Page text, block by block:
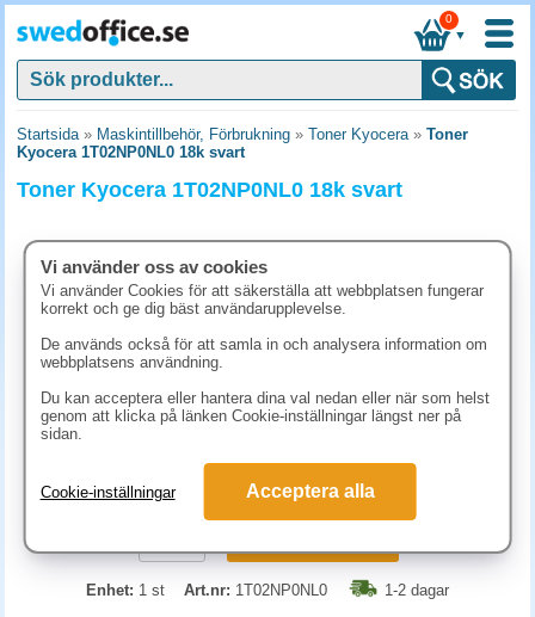
▼
0
Startsida» Maskintillbehör, Förbrukning » Toner Kyocera» Toner
Kyocera 1T02NP0NL0 18k svart
Toner Kyocera 1T02NP0NL0 18k svart
1223.80 kr (inkl. moms)
Enhet: 1 st Art.nr: 1T02NP0NL0 1-2 dagar
Vi använder oss av cookies
Vi använder Cookies för att säkerställa att webbplatsen fungerar
korrekt och ge dig bäst användarupplevelse.
De används också för att samla in och analysera information om
webbplatsens användning.
Du kan acceptera eller hantera dina val nedan eller när som helst
genom att klicka på länken Cookie-inställningar längst ner på
sidan.
Cookie-inställningar Acceptera alla